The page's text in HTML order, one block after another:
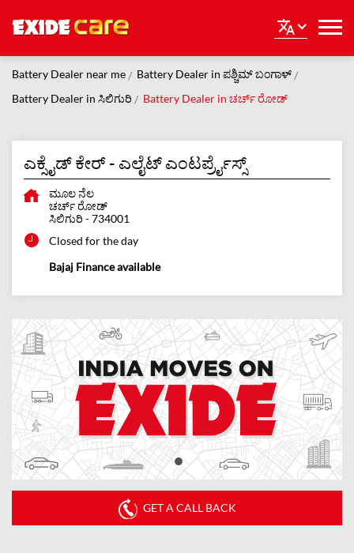
Battery Dealer near me
Battery Dealer in ಪಶ್ಚಿಮ್ ಬಂಗಾಳ್
Battery Dealer in ಸಿಲಿಗುರಿ
Battery Dealer in ಚರ್ಚ್ ರೋಡ್
ಎಕ್ಸೈಡ್ ಕೇರ್ - ಎಲೈಟ್ ಎಂಟರ್ಪ್ರೈಸ್ಸ್
ಮೂಲ ನೆಲ
ಚರ್ಚ್ ರೋಡ್
ಸಿಲಿಗುರಿ -734001
Closed for the day
Bajaj Finance available
GET A CALL BACK